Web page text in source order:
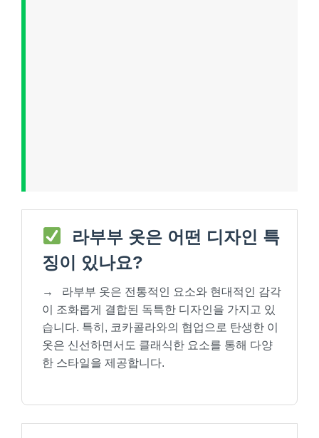
라부부 옷은 어떤 디자인 특
징이 있나요?
→
라부부 옷은 전통적인 요소와 현대적인 감각
이 조화롭게 결합된 독특한 디자인을 가지고 있
습니다. 특히, 코카콜라와의 협업으로 탄생한 이
옷은 신선하면서도 클래식한 요소를 통해 다양
한 스타일을 제공합니다.